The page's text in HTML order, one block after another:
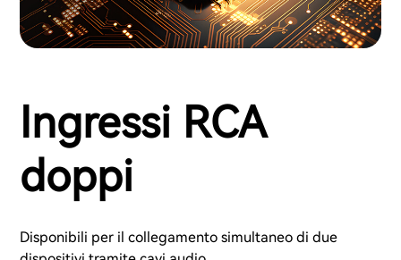
Ingressi RCA
doppi
Disponibili per il collegamento simultaneo di due